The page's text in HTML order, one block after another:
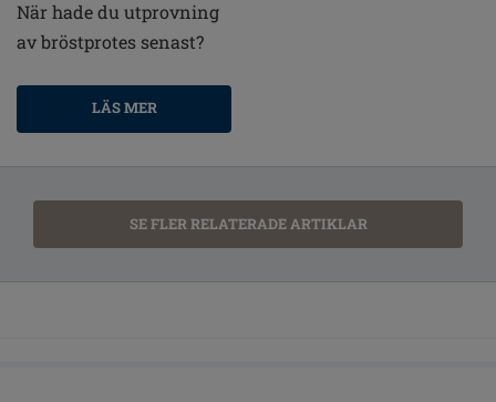
När hade du utprovning
av bröstprotes senast?
LÄS MER
SE FLER RELATERADE ARTIKLAR